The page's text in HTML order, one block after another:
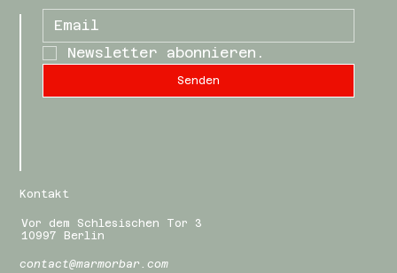
Newsletter abonnieren.
Senden
Kontakt
Vor dem Schlesischen Tor 3
10997 Berlin
contact@marmorbar.com